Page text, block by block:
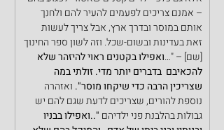
– אמנם צריכים לפעמים להעיר להם ולחנך
אותם במוסר ובדרך ארץ, אבל צריך לעשות
זאת בעדינות ובשום-שכל. וזה לשון ספר החינוך
[שם] – "…ואפילו בקטנים ראוי להיזהר שלא
להכאיבם  בדברים יותר מדי. זולתי במה
שצריכין הרבה כדי שיקחו מוסר". ואזהרה
נוספת להורים, שצריכים לדעת שגם להם יש
גבולות בהלבנת פני ילדיהם "..ואפילו בבניו